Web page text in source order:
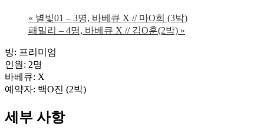
« 별빛01 – 3명, 바베큐 X // 마O희 (3박)
패밀리 – 4명, 바베큐 X // 김O훈(2박) »
방: 프리미엄
인원: 2명
바베큐: X
예약자: 백O진 (2박)
세부 사항